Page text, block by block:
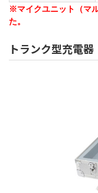
※マイクユニット（マ
た。
トランク型充電器